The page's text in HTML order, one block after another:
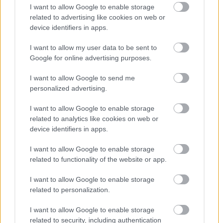
I want to allow Google to enable storage
related to advertising like cookies on web or
device identifiers in apps.
I want to allow my user data to be sent to
Google for online advertising purposes.
I want to allow Google to send me
personalized advertising.
I want to allow Google to enable storage
related to analytics like cookies on web or
device identifiers in apps.
I want to allow Google to enable storage
related to functionality of the website or app.
I want to allow Google to enable storage
related to personalization.
I want to allow Google to enable storage
related to security, including authentication
αρχείο του ιστορικού των service του αγαπημένου σας
Puma.
Το FordPass παρέχει επίσης στους ιδιοκτήτες του νέου
Ford Puma τη δυνατότητα να επωφεληθούν
χρησιμοποιώντας δεδομένα σε πραγματικό χρόνο. Τα
σημαντικότερα από αυτά είναι:
Διαδρομές: Συνδέοντας το FordPass μέσω AppLink
μπορείτε να λαμβάνετε αναφορές, ώστε να εξοικονομείτε
αφορούν παραμέτρους όπως η κατανάλωση καυσίμου, οι
και συμπεριφορές πίσω από το τιμόνι